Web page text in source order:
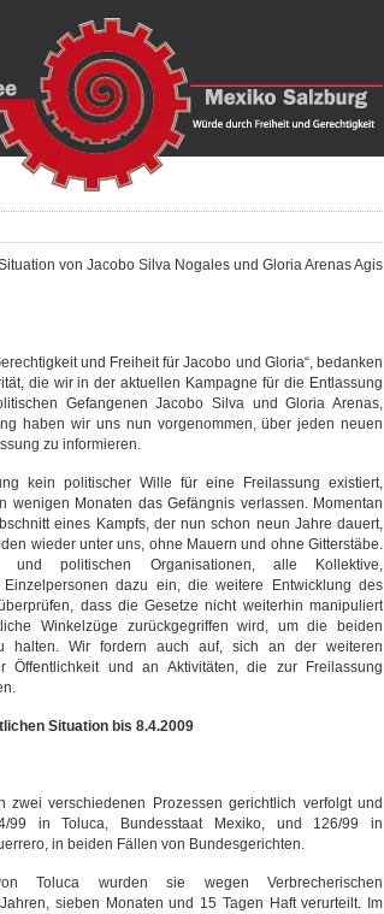
von Jacobo Silva Nogales und Gloria Arenas Agis
und Freiheit für Jacobo und Gloria“, bedanken
die wir in der aktuellen Kampagne für die Entlassung
Gefangenen Jacobo Silva und Gloria Arenas,
haben wir uns nun vorgenommen, über jeden neuen
zu informieren.
kein politischer Wille für eine Freilassung existiert,
wenigen Monaten das Gefängnis verlassen. Momentan
eines Kampfs, der nun schon neun Jahre dauert,
wieder unter uns, ohne Mauern und ohne Gitterstäbe.
politischen Organisationen, alle Kollektive,
Einzelpersonen dazu ein, die weitere Entwicklung des
dass die Gesetze nicht weiterhin manipuliert
Winkelzüge zurückgegriffen wird, um die beiden
halten. Wir fordern auch auf, sich an der weiteren
Öffentlichkeit und an Aktivitäten, die zur Freilassung
Situation bis 8.4.2009
verschiedenen Prozessen gerichtlich verfolgt und
99 in Toluca, Bundesstaat Mexiko, und 126/99 in
in beiden Fällen von Bundesgerichten.
Toluca wurden sie wegen Verbrecherischen
sieben Monaten und 15 Tagen Haft verurteilt. Im